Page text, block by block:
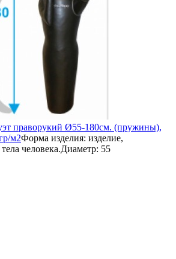
праворукий Ø55-180см. (пружины),
м2Форма изделия: изделие,
человека.Диаметр: 55